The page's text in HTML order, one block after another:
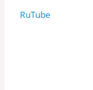
RuTube